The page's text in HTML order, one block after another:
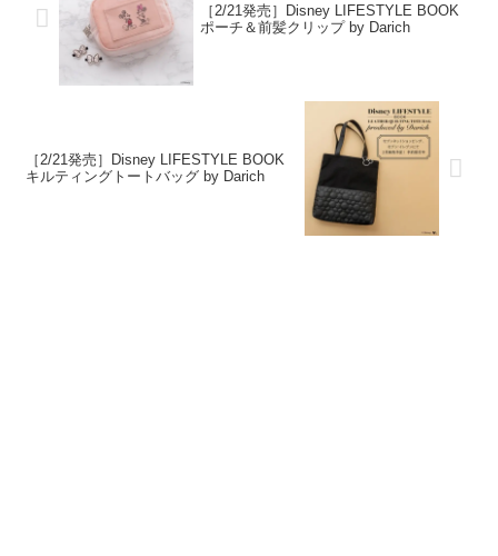
［2/21発売］Disney LIFESTYLE BOOK
ポーチ＆前髪クリップ by Darich
［2/21発売］Disney LIFESTYLE BOOK
キルティングトートバッグ by Darich